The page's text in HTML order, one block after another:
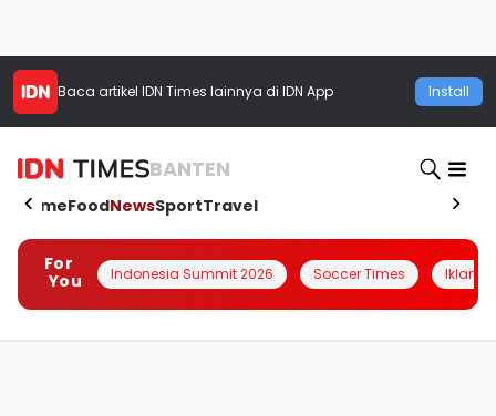
Baca artikel IDN Times lainnya di IDN App Install
BANTEN
HomeFoodNewsSportTravel
For
You
Indonesia Summit 2026 Soccer Times Iklanin